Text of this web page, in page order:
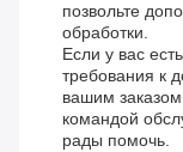
позвольте
обработки.
Если у вас
требования к
вашим
командой
рады помочь.